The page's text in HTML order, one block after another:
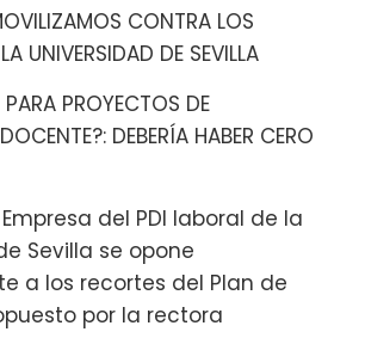
CONTRA LOS
UNIVERSIDAD DE SEVILLA
PROYECTOS DE
DEBERÍA HABER CERO
del PDI laboral de la
Sevilla se opone
a los recortes del Plan de
por la rectora